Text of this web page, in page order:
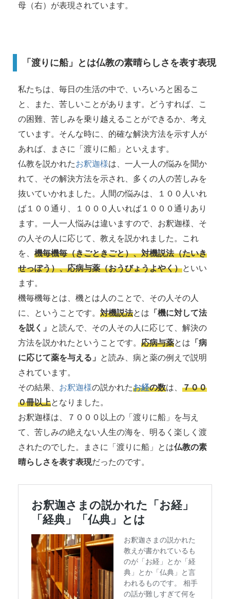
母（右）が表現されています。
「渡りに船」とは仏教の素晴らしさを表す表現
私たちは、毎日の生活の中で、いろいろと困るこ
と、また、苦しいことがあります。どうすれば、こ
の困難、苦しみを乗り越えることができるか、考え
ています。そんな時に、的確な解決方法を示す人が
あれば、まさに「渡りに船」といえます。
仏教を説かれたお釈迦様は、一人一人の悩みを聞か
れて、その解決方法を示され、多くの人の苦しみを
抜いていかれました。人間の悩みは、１００人いれ
ば１００通り、１０００人いれば１０００通りあり
ます。一人一人悩みは違いますので、お釈迦様、そ
の人その人に応じて、教えを説かれました。これ
を、 機毎機毎（きごときごと）、対機説法（たいき
せっぽう）、応病与薬（おうびょうよやく）といい
ます。
機毎機毎とは、機とは人のことで、その人その人
に、ということです。 対機説法とは 「機に対して法
を説く」
と読んで、その人その人に応じて、解決の
方法を説かれたということです。 応病与薬とは 「病
に応じて薬を与える」
と読み、病と薬の例えで説明
されています。
その結果、 お釈迦様の説かれたお経の数は、 ７００
０冊以上となりました。
お釈迦様は、７０００以上の「渡りに船」を与え
て、苦しみの絶えない人生の海を、明るく楽しく渡
されたのでした。まさに「渡りに船」とは仏教の素
晴らしさを表す表現だったのです。